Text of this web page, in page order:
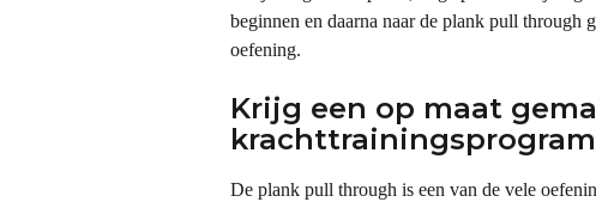
beginnen en daarna naar de plank pull through
oefening.
Krijg een op maat
De plank pull through is een van de vele